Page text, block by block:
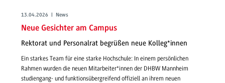
13.04.2026 | News
Neue Gesichter am Campus
Rektorat und Personalrat begrüßen neue Kolleg*innen
Ein starkes Team für eine starke Hochschule: In einem persönlichen
Rahmen wurden die neuen Mitarbeiter*innen der DHBW Mannheim
studiengang- und funktionsübergreifend offiziell an ihrem neuen